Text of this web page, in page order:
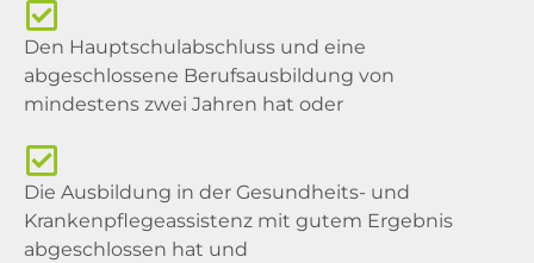
Den Hauptschulabschluss und eine
abgeschlossene Berufsausbildung von
mindestens zwei Jahren hat oder
Die Ausbildung in der Gesundheits- und
Krankenpflegeassistenz mit gutem Ergebnis
abgeschlossen hat und